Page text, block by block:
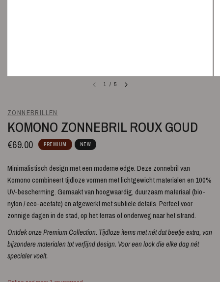
1 / 5
ZONNEBRILLEN
KOMONO ZONNEBRIL ROUX GOUD
€69.00 PREMIUM NEW
Minimalistisch design met een moderne edge. Deze zonnebril van
Komono combineert tijdloze vormen met lichtgewicht materialen en 100%
UV-bescherming. Gemaakt van hoogwaardig, duurzaam materiaal (bio-
nylon / eco-acetate) en afgewerkt met subtiele details. Perfect voor
zonnige dagen in de stad, op het terras of onderweg naar het strand.
Ontdek onze Premium Collection. Tijdloze items met nét dat beetje extra, van
bijzondere materialen tot verfijnd design. Voor een look die elke dag nét
specialer voelt.